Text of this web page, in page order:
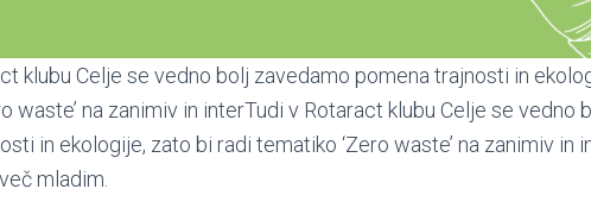
klubu Celje se vedno bolj zavedamo pomena trajnosti in
waste’ na zanimiv in interTudi v Rotaract klubu Celje se vedno
in ekologije, zato bi radi tematiko ‘Zero waste’ na zanimiv in
mladim.